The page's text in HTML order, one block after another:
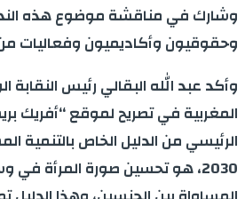
وشارك في مناقشة موضوع هذه
وحقوقيون وأكاديميون وفعاليات
وأكد عبد الله البقالي رئيس النقابة
المغربية في تصريح لموقع “أفريك
الرئيسي من الدليل الخاص
2030، هو تحسين صورة المرأة في